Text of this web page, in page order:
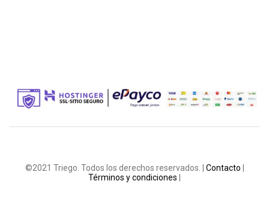
©2021 Triego. Todos los derechos reservados. | Contacto
Términos y condiciones